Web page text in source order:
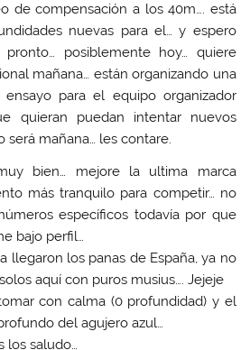
de compensación a los 40m…. está
nuevas para el… y espero
posiblemente hoy… quiere
mañana… están organizando una
para el equipo organizador
quieran puedan intentar nuevos
será mañana… les contare.
bien… mejore la ultima marca
más tranquilo para competir… no
específicos todavía por que
bajo perfil…
llegaron los panas de España, ya no
aquí con puros musius…. Jejeje
con calma (0 profundidad) y el
del agujero azul…
saludo…